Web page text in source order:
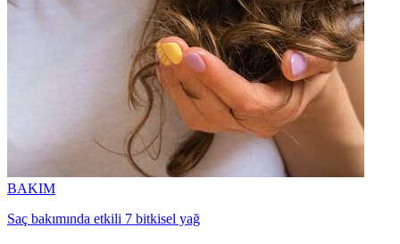
BAKIM
Saç bakımında etkili 7 bitkisel yağ